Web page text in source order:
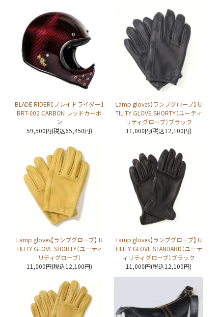
BLADE RIDER【ブレイドライダー】
BRT-002 CARBON レッドカーボ
ン
59,500円(税込65,450円)
Lamp gloves【ランプグローブ】 U
TILITY GLOVE SHORTY（ユーティ
リティグローブ）ブラック
11,000円(税込12,100円)
Lamp gloves【ランプグローブ】 U
TILITY GLOVE SHORTY（ユーティ
リティグローブ）
11,000円(税込12,100円)
Lamp gloves【ランプグローブ】 U
TILITY GLOVE STANDARD（ユーテ
ィリティグローブ）ブラック
11,000円(税込12,100円)